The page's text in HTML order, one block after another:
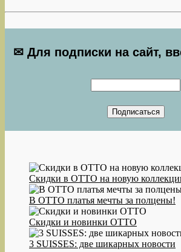
✉ Для подписки на сайт,
Скидки в OTTO на новую
В ОТТО платья мечты за полцены!
Скидки и новинки OTTO
3 SUISSES: две шикарных новости